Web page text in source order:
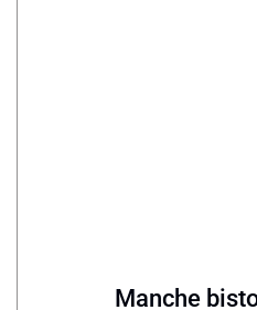
Manche